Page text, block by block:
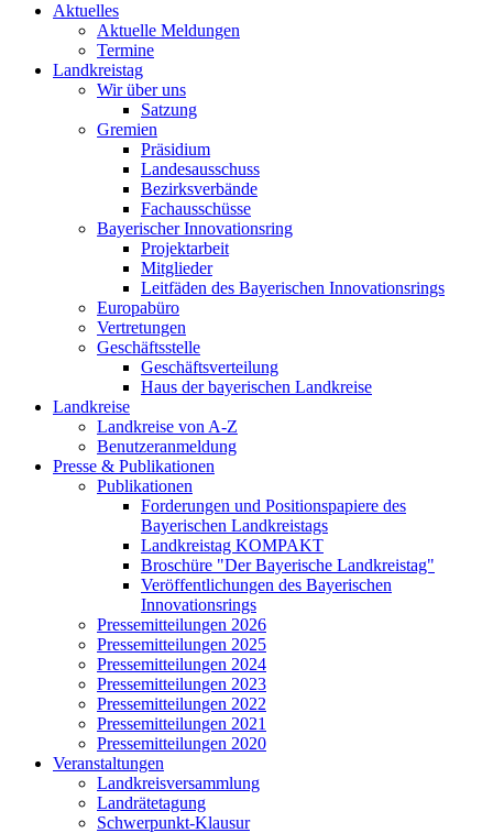
Aktuelles
Aktuelle Meldungen
Termine
Landkreistag
Wir über uns
Satzung
Gremien
Präsidium
Landesausschuss
Bezirksverbände
Fachausschüsse
Bayerischer Innovationsring
Projektarbeit
Mitglieder
Leitfäden des Bayerischen Innovationsrings
Europabüro
Vertretungen
Geschäftsstelle
Geschäftsverteilung
Haus der bayerischen Landkreise
Landkreise
Landkreise von A-Z
Benutzeranmeldung
Presse & Publikationen
Publikationen
Forderungen und Positionspapiere des
Bayerischen Landkreistags
Landkreistag KOMPAKT
Broschüre "Der Bayerische Landkreistag"
Veröffentlichungen des Bayerischen
Innovationsrings
Pressemitteilungen 2026
Pressemitteilungen 2025
Pressemitteilungen 2024
Pressemitteilungen 2023
Pressemitteilungen 2022
Pressemitteilungen 2021
Pressemitteilungen 2020
Veranstaltungen
Landkreisversammlung
Landrätetagung
Schwerpunkt-Klausur